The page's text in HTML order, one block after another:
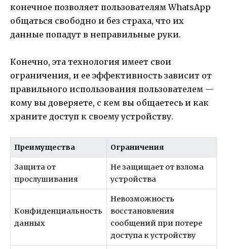
конечное позволяет пользователям WhatsApp
общаться свободно и без страха, что их
данные попадут в неправильные руки.
Конечно, эта технология имеет свои
ограничения, и ее эффективность зависит от
правильного использования пользователем —
кому вы доверяете, с кем вы общаетесь и как
храните доступ к своему устройству.
Преимущества Ограничения
Защита от
прослушивания
Не защищает от взлома
устройства
Конфиденциальность
данных
Невозможность
восстановления
сообщений при потере
доступа к устройству